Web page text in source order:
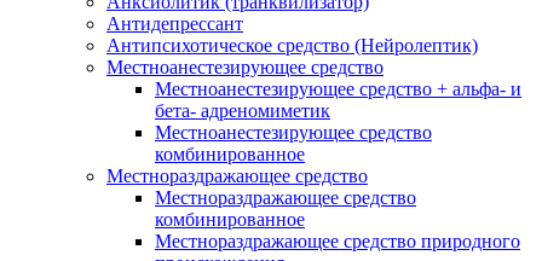
Антидепрессант
Антипсихотическое средство (Нейролептик)
Местноанестезирующее средство
Местноанестезирующее средство + альфа- и
бета- адреномиметик
Местноанестезирующее средство
комбинированное
Местнораздражающее средство
Местнораздражающее средство
комбинированное
Местнораздражающее средство природного